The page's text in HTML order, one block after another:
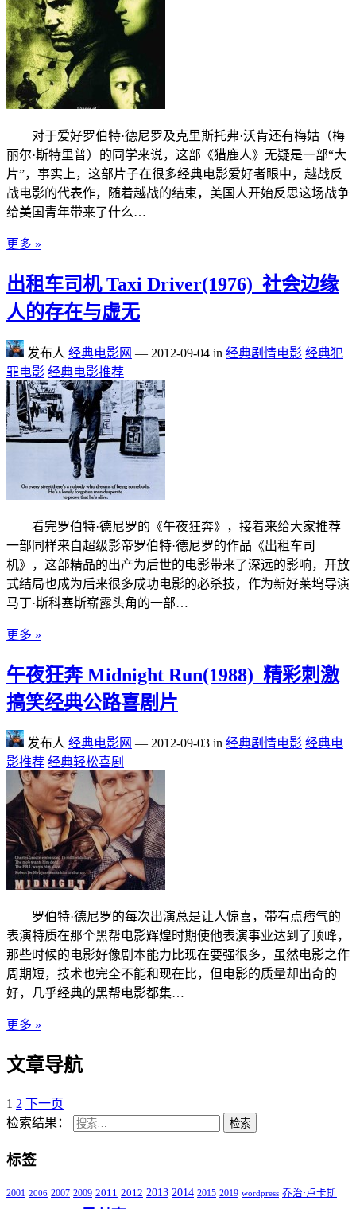
对于爱好罗伯特·德尼罗及克里斯托弗·沃肯还有梅姑（梅
丽尔·斯特里普）的同学来说，这部《猎鹿人》无疑是一部“大
片”，事实上，这部片子在很多经典电影爱好者眼中，越战反
战电影的代表作，随着越战的结束，美国人开始反思这场战争
给美国青年带来了什么…
更多 »
出租车司机 Taxi Driver(1976)_社会边缘
人的存在与虚无
发布人 经典电影网 — 2012-09-04 in 经典剧情电影 经典犯
罪电影 经典电影推荐
看完罗伯特·德尼罗的《午夜狂奔》，接着来给大家推荐
一部同样来自超级影帝罗伯特·德尼罗的作品《出租车司
机》，这部精品的出产为后世的电影带来了深远的影响，开放
式结局也成为后来很多成功电影的必杀技，作为新好莱坞导演
马丁·斯科塞斯崭露头角的一部…
更多 »
午夜狂奔 Midnight Run(1988)_精彩刺激
搞笑经典公路喜剧片
发布人 经典电影网 — 2012-09-03 in 经典剧情电影 经典电
影推荐 经典轻松喜剧
罗伯特·德尼罗的每次出演总是让人惊喜，带有点痞气的
表演特质在那个黑帮电影辉煌时期使他表演事业达到了顶峰，
那些时候的电影好像剧本能力比现在要强很多，虽然电影之作
周期短，技术也完全不能和现在比，但电影的质量却出奇的
好，几乎经典的黑帮电影都集…
更多 »
文章导航
1 2 下一页
检索结果：
检索
标签
2001 2006 2007 2009 2011 2012 2013 2014 2015 2019 wordpress 乔治·卢卡斯